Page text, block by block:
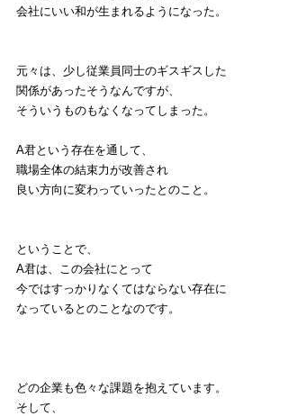
会社にいい和が生まれるようになった。
元々は、少し従業員同士のギスギスした
関係があったそうなんですが、
そういうものもなくなってしまった。
A君という存在を通して、
職場全体の結束力が改善され
良い方向に変わっていったとのこと。
ということで、
A君は、この会社にとって
今ではすっかりなくてはならない存在に
なっているとのことなのです。
どの企業も色々な課題を抱えています。
そして、